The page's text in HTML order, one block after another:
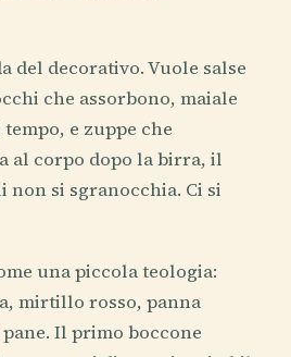
del decorativo. Vuole salse
che assorbono, maiale
e zuppe che
al corpo dopo la birra, il
non si sgranocchia. Ci si
una piccola teologia:
mirtillo rosso, panna
Il primo boccone